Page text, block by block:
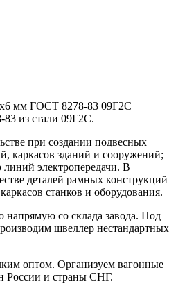
мм ГОСТ 8278-83 09Г2С
из стали 09Г2С.
при создании подвесных
каркасов зданий и сооружений;
электропередачи. В
деталей рамных конструкций
станков и оборудования.
со склада завода. Под
швеллер нестандартных
оптом. Организуем вагонные
России и страны СНГ.